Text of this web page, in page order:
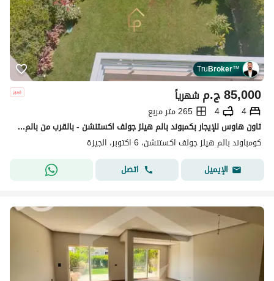
TruBroker™
ج.م85,000 شهرياً
4
4
265 متر مربع
تاون هاوس للإيجار بكمبوند بالم هيلز جولف اكستنشن - بالقرب من بالم فالي و ذا كراون , جولف فيوز Golf views و دقائق من نيو جيزة , New Giza و بيفرلي هيلز
كومباوند بالم هيلز جولف اكستنشن، 6 اكتوبر، الجيزة
الإيميل
اتصل